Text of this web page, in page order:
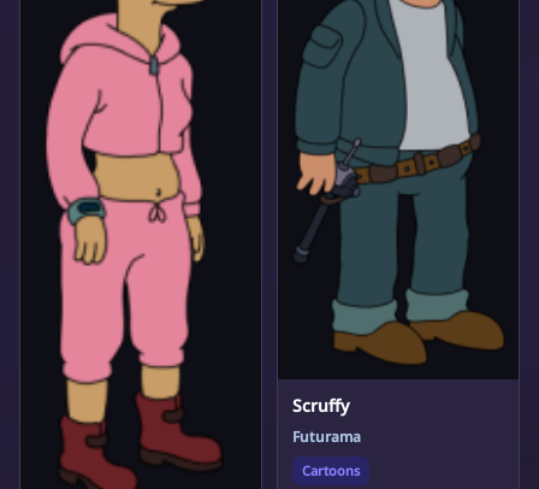
Scruffy
Futurama
Cartoons